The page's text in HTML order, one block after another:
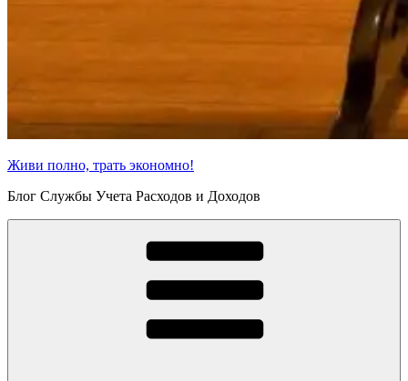
Живи полно, трать экономно!
Блог Службы Учета Расходов и Доходов